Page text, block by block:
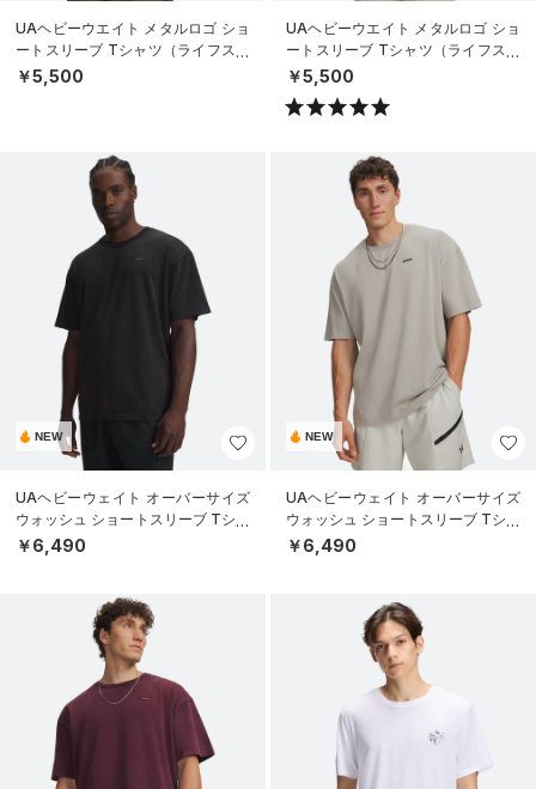
UAヘビーウエイト メタルロゴ ショ
ートスリーブ Tシャツ（ライフスタ
イル/MEN）
￥5,500
UAヘビーウエイト メタルロゴ ショ
ートスリーブ Tシャツ（ライフスタ
イル/MEN）
￥5,500
NEW
UAヘビーウェイト オーバーサイズ
ウォッシュ ショートスリーブ Tシャ
ツ（ライフスタイル/MEN）
￥6,490
NEW
UAヘビーウェイト オーバーサイズ
ウォッシュ ショートスリーブ Tシャ
ツ（ライフスタイル/MEN）
￥6,490